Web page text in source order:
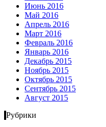
Июнь 2016
Май 2016
Апрель 2016
Март 2016
Февраль 2016
Январь 2016
Декабрь 2015
Ноябрь 2015
Октябрь 2015
Сентябрь 2015
Август 2015
Рубрики